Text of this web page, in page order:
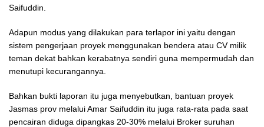
Saifuddin.
Adapun modus yang dilakukan para terlapor ini yaitu dengan
sistem pengerjaan proyek menggunakan bendera atau CV milik
teman dekat bahkan kerabatnya sendiri guna mempermudah dan
menutupi kecurangannya.
Bahkan bukti laporan itu juga menyebutkan, bantuan proyek
Jasmas prov melalui Amar Saifuddin itu juga rata-rata pada saat
pencairan diduga dipangkas 20-30% melalui Broker suruhan